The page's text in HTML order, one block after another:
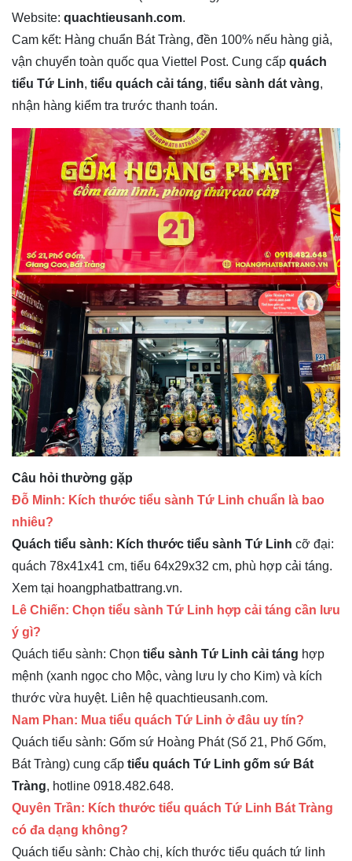
Website: quachtieusanh.com.
Cam kết: Hàng chuẩn Bát Tràng, đền 100% nếu hàng giả,
vận chuyển toàn quốc qua Viettel Post. Cung cấp quách
tiểu Tứ Linh, tiểu quách cải táng, tiểu sành dát vàng,
nhận hàng kiểm tra trước thanh toán.
Câu hỏi thường gặp
Đỗ Minh: Kích thước tiểu sành Tứ Linh chuẩn là bao
nhiêu?
Quách tiểu sành: Kích thước tiểu sành Tứ Linh cỡ đại:
quách 78x41x41 cm, tiểu 64x29x32 cm, phù hợp cải táng.
Xem tại hoangphatbattrang.vn.
Lê Chiến: Chọn tiểu sành Tứ Linh hợp cải táng cần lưu
ý gì?
Quách tiểu sành: Chọn tiểu sành Tứ Linh cải táng hợp
mệnh (xanh ngọc cho Mộc, vàng lưu ly cho Kim) và kích
thước vừa huyệt. Liên hệ quachtieusanh.com.
Nam Phan: Mua tiểu quách Tứ Linh ở đâu uy tín?
Quách tiểu sành: Gốm sứ Hoàng Phát (Số 21, Phố Gốm,
Bát Tràng) cung cấp tiểu quách Tứ Linh gốm sứ Bát
Tràng, hotline 0918.482.648.
Quyên Trần: Kích thước tiểu quách Tứ Linh Bát Tràng
có đa dạng không?
Quách tiểu sành: Chào chị, kích thước tiểu quách tứ linh